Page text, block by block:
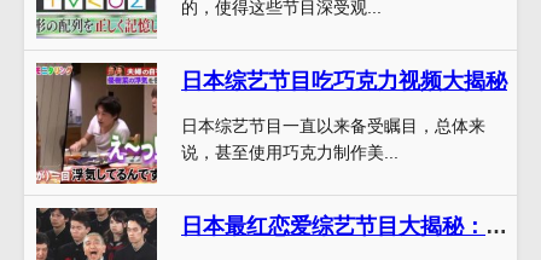
的，使得这些节目深受观...
日本综艺节目吃巧克力视频大揭秘
日本综艺节目一直以来备受瞩目，总体来
说，甚至使用巧克力制作美...
日本最红恋爱综艺节目大揭秘：全方位了解恋爱实验